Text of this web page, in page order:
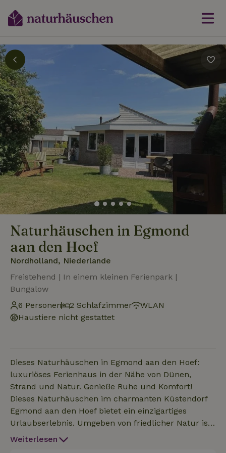
Naturhäuschen in Egmond
aan den Hoef
Nordholland, Niederlande
Freistehend | In einem kleinen Ferienpark |
Bungalow
6 Personen
2 Schlafzimmer
WLAN
Haustiere nicht gestattet
Dieses Naturhäuschen in Egmond aan den Hoef:
luxuriöses Ferienhaus in der Nähe von Dünen,
Strand und Natur. Genieße Ruhe und Komfort!
Dieses Naturhäuschen im charmanten Küstendorf
Egmond aan den Hoef bietet ein einzigartiges
Urlaubserlebnis. Umgeben von friedlicher Natur ist
dieses moderne Ferienhaus nur einen Steinwurf von
Weiterlesen